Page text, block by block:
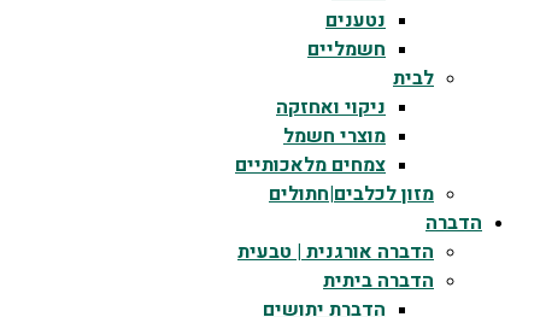
נטענים
חשמליים
לבית
ניקוי ואחזקה
מוצרי חשמל
צמחים מלאכותיים
מזון לכלבים|חתולים
הדברה
הדברה אורגנית | טבעית
הדברה ביתית
הדברת יתושים